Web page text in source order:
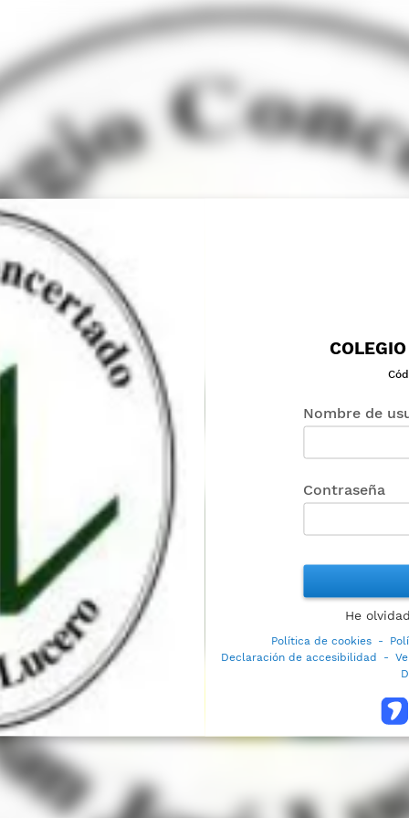
Nombre de
Contraseña
He
Política de cookies -
Declaración de accesibilidad
-